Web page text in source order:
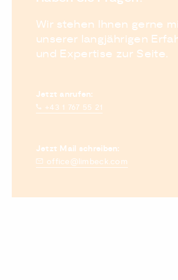
Wir stehen Ihnen gerne
unserer langjährigen
und Expertise zur Seite.
Jetzt anrufen:
+43 1 767 55 21
Jetzt Mail schreiben:
office@limbeck.com